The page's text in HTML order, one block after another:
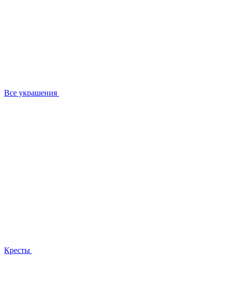
Все украшения
Кресты